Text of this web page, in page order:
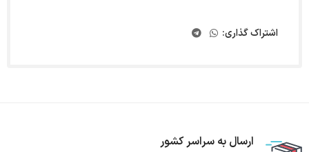
اشتراک گذاری:
ارسال به سراسر کشور